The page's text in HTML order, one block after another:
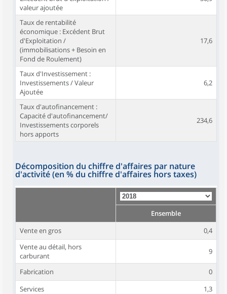
valeur ajoutée
Taux de rentabilité
économique : Excédent Brut
d'Exploitation /
(immobilisations + Besoin en
Fond de Roulement)
17,6
Taux d'Investissement :
Investissements / Valeur
Ajoutée
6,2
Taux d'autofinancement :
Capacité d'autofinancement/
Investissements corporels
hors apports
234,6
Décomposition du chiffre d'affaires par nature
d'activité (en % du chiffre d'affaires hors taxes)
Ensemble
Vente en gros
0,4
Vente au détail, hors
carburant
9
Fabrication
0
Services
1,3